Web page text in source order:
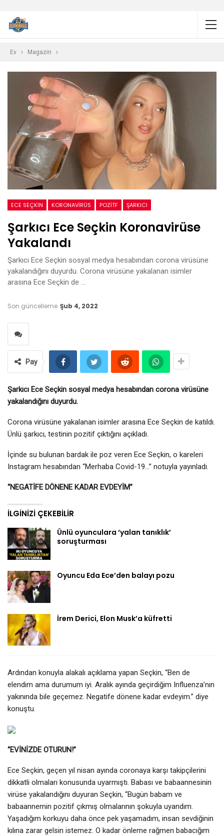
Ev Magazin
ECE SEÇKIN KORONAVIRÜS POZITF ŞARKICI
Şarkıcı Ece Seçkin Koronavirüse
Yakalandı
Şarkıcı Ece Seçkin sosyal medya hesabından corona virüsüne
yakalandığını duyurdu. Corona virüsüne yakalanan isimler
arasına Ece Seçkin de …
Son güncelleme Şub 4, 2022
Pay
Şarkıcı Ece Seçkin sosyal medya hesabından corona virüsüne
yakalandığını duyurdu.
Corona virüsüne yakalanan isimler arasına Ece Seçkin de katıldı.
Ünlü şarkıcı, testinin pozitif çıktığını açıkladı.
İçinde su bulunan bardak ile poz veren Ece Seçkin, o kareleri
Instagram hesabından “Merhaba Covid-19…” notuyla yayınladı.
“NEGATİFE DÖNENE KADAR EVDEYİM”
İLGINIZI ÇEKEBILIR
Ünlü oyunculara ‘yalan tanıklık’
soruşturması
Oyuncu Eda Ece’den balayı pozu
İrem Derici, Elon Musk’a küfretti
Ardından konuyla alakalı açıklama yapan Seçkin, “Ben de
elendim ama durumum iyi. Aralık ayında geçirdiğim Influenza’nın
yakınında bile geçemez. Negatife dönene kadar evdeyim.” diye
konuştu.
“EVİNİZDE OTURUN!”
Ece Seçkin, geçen yıl nisan ayında coronaya karşı takipçilerini
dikkatli olmaları konusunda uyarmıştı. Babası ve babaannesinin
virüse yakalandığını duyuran Seçkin, “Bugün babam ve
babaannemin pozitif çıkmış olmalarının şokuyla uyandım.
Yaşadığım korkuyu daha önce pek yaşamadım, insan sevdiğinin
kılına zarar gelsin istemez. O kadar önleme rağmen babacığım